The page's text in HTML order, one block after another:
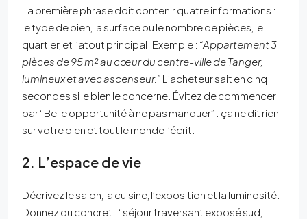
La première phrase doit contenir quatre informations :
le type de bien, la surface ou le nombre de pièces, le
quartier, et l’atout principal. Exemple : “Appartement 3
pièces de 95 m² au cœur du centre-ville de Tanger,
lumineux et avec ascenseur.” L’acheteur sait en cinq
secondes si le bien le concerne. Évitez de commencer
par “Belle opportunité à ne pas manquer” : ça ne dit rien
sur votre bien et tout le monde l’écrit.
2. L’espace de vie
Décrivez le salon, la cuisine, l’exposition et la luminosité.
Donnez du concret : “séjour traversant exposé sud,